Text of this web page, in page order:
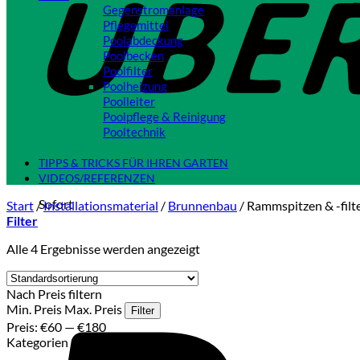
Sofort
Gegenstromanlage
Pflegemittel
Poolabdeckung
Poolbecken
Poolfilter
Poolheizung
Poolleiter
Poolpflege & Reinigung
Pooltechnik
TIPPS & TRICKS FÜR IHREN GARTEN
VIDEOS/REFERENZEN
Start /Installationsmaterial / Brunnenbau / Rammspitzen & -
Filter
Alle 4 Ergebnisse werden angezeigt
Nach Preis filtern
Min. Preis Max. Preis Filter
Preis: €60 — €180
Kategorien